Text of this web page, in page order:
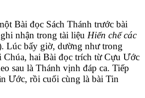
Bài đọc Sách Thánh trước bài
nhận trong tài liệu Hiến chế các
Lúc bấy giờ, dường như trong
hai Bài đọc trích từ Cựu Ước
sau là Thánh vịnh đáp ca. Tiếp
Ước, rồi cuối cùng là bài Tin